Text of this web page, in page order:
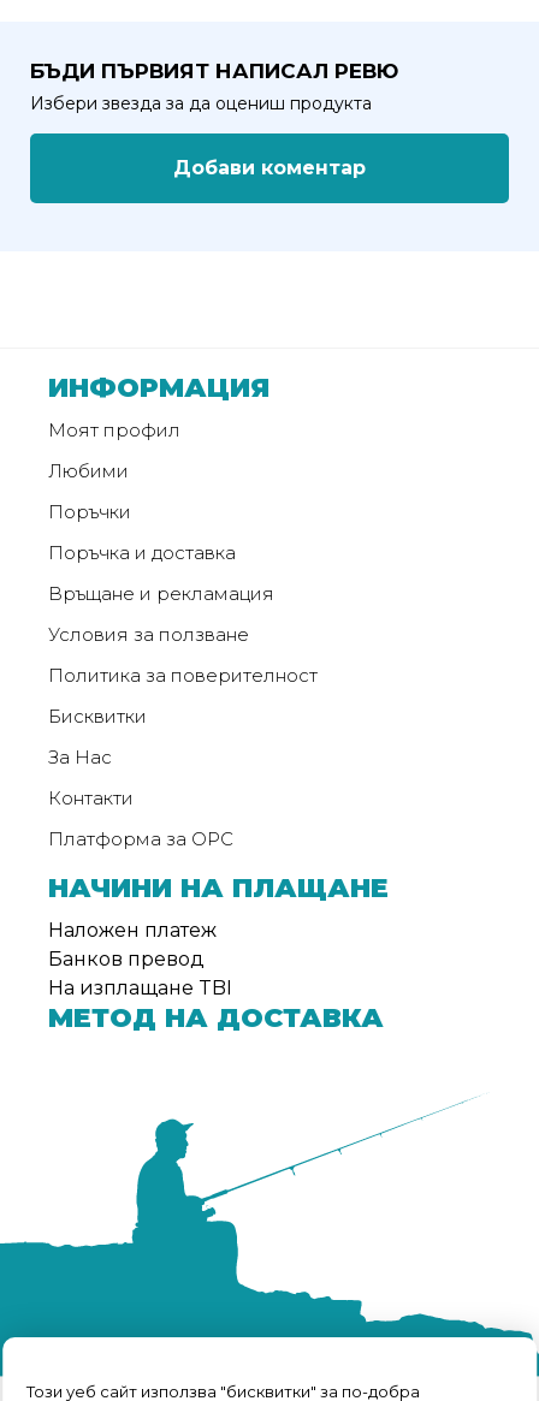
Този уеб сайт използва "бисквитки" за по-добра
БЪДИ ПЪРВИЯТ НАПИСАЛ РЕВЮ
Избери звезда за да оцениш продукта
Добави коментар
ИНФОРМАЦИЯ
Моят профил
Любими
Поръчки
Поръчка и доставка
Връщане и рекламация
Условия за ползване
Политика за поверителност
Бисквитки
За Нас
Контакти
Платформа за ОРС
НАЧИНИ НА ПЛАЩАНЕ
Наложен платеж
Банков превод
На изплащане TBI
МЕТОД НА ДОСТАВКА